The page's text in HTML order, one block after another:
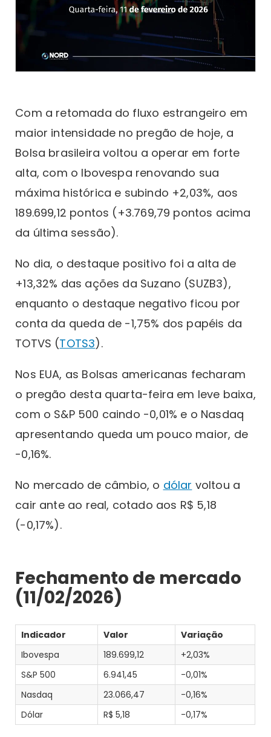
Com a retomada do fluxo estrangeiro em
maior intensidade no pregão de hoje, a
Bolsa brasileira voltou a operar em forte
alta, com o Ibovespa renovando sua
máxima histórica e subindo +2,03%, aos
189.699,12 pontos (+3.769,79 pontos acima
da última sessão).
No dia, o destaque positivo foi a alta de
+13,32% das ações da Suzano (SUZB3),
enquanto o destaque negativo ficou por
conta da queda de -1,75% dos papéis da
TOTVS (TOTS3).
Nos EUA, as Bolsas americanas fecharam
o pregão desta quarta-feira em leve baixa,
com o S&P 500 caindo -0,01% e o Nasdaq
apresentando queda um pouco maior, de
-0,16%.
No mercado de câmbio, o dólar voltou a
cair ante ao real, cotado aos R$ 5,18
(-0,17%).
Fechamento de mercado
(11/02/2026)
Indicador Valor
Variação
Ibovespa
189.699,12
+2,03%
S&P 500
6.941,45
-0,01%
Nasdaq
23.066,47
-0,16%
Dólar
R$ 5,18 -0,17%